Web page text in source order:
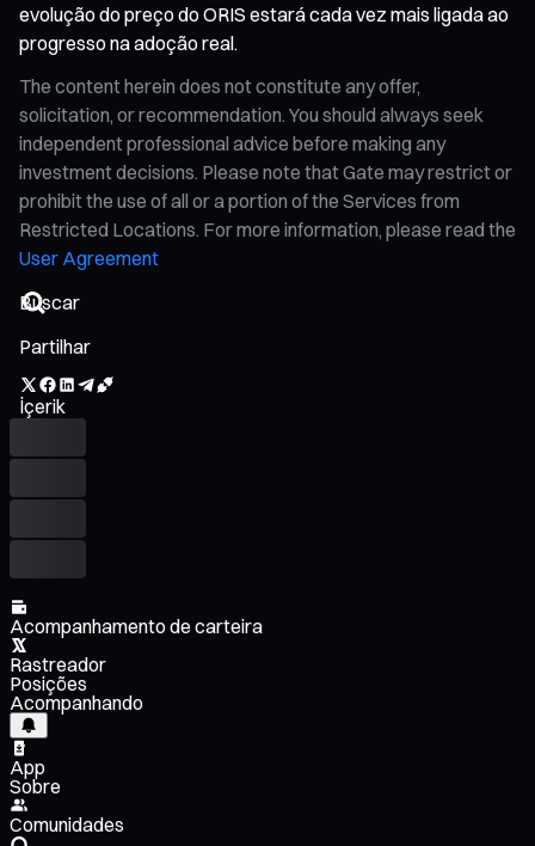
evolução do preço do ORIS estará cada vez mais ligada ao
progresso na adoção real.
The content herein does not constitute any offer,
solicitation, or recommendation. You should always seek
independent professional advice before making any
investment decisions. Please note that Gate may restrict or
prohibit the use of all or a portion of the Services from
Restricted Locations. For more information, please read the
User Agreement
Partilhar
İçerik
Acompanhamento de carteira
Rastreador
Posições
Acompanhando
App
Sobre
Comunidades